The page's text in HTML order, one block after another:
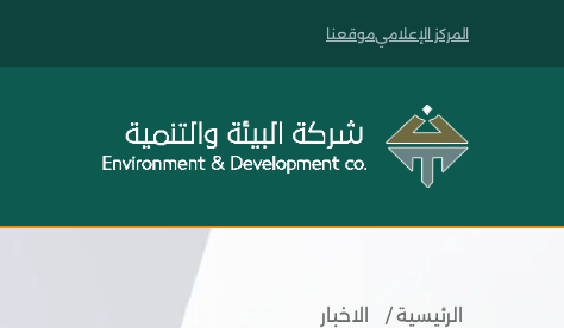
المركز الإعلاميموقعنا
الرئيسية / الاخبار